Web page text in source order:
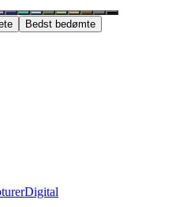
Bedst bedømte
Digital